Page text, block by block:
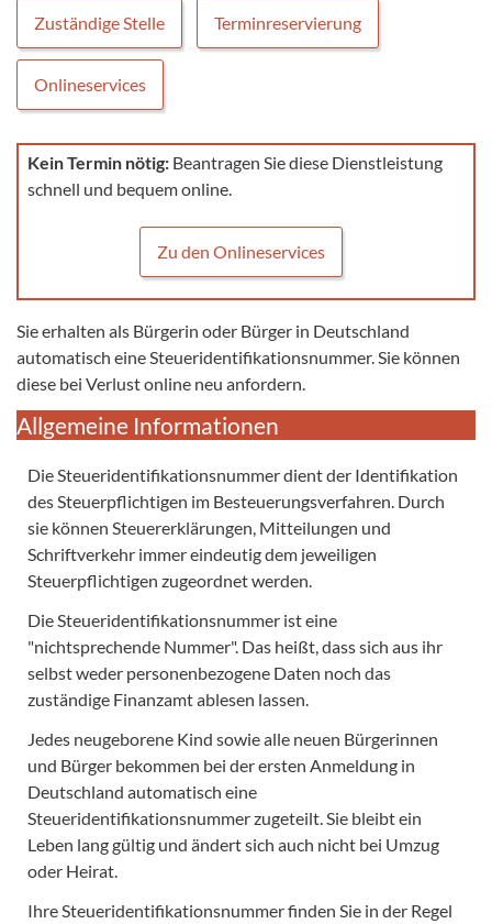
Zuständige Stelle Terminreservierung
Onlineservices
Kein Termin nötig: Beantragen Sie diese Dienstleistung
schnell und bequem online.
Zu den Onlineservices
Sie erhalten als Bürgerin oder Bürger in Deutschland
automatisch eine Steueridentifikationsnummer. Sie können
diese bei Verlust online neu anfordern.
Allgemeine Informationen
Die Steueridentifikationsnummer dient der Identifikation
des Steuerpflichtigen im Besteuerungsverfahren. Durch
sie können Steuererklärungen, Mitteilungen und
Schriftverkehr immer eindeutig dem jeweiligen
Steuerpflichtigen zugeordnet werden.
Die Steueridentifikationsnummer ist eine
"nichtsprechende Nummer". Das heißt, dass sich aus ihr
selbst weder personenbezogene Daten noch das
zuständige Finanzamt ablesen lassen.
Jedes neugeborene Kind sowie alle neuen Bürgerinnen
und Bürger bekommen bei der ersten Anmeldung in
Deutschland automatisch eine
Steueridentifikationsnummer zugeteilt. Sie bleibt ein
Leben lang gültig und ändert sich auch nicht bei Umzug
oder Heirat.
Ihre Steueridentifikationsnummer finden Sie in der Regel